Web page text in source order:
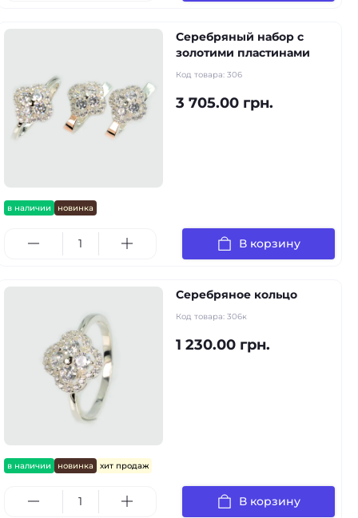
в наличии новинка
Серебряный набор с
золотими пластинами
Код товара: 306
3 705.00 грн.
В корзину
в наличии новинка хит продаж
Серебряное кольцо
Код товара: 306к
1 230.00 грн.
В корзину